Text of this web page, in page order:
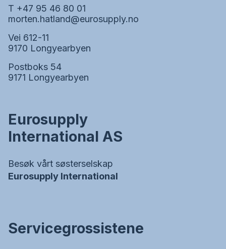
T +47 95 46 80 01
morten.hatland@eurosupply.no
Vei 612-11
9170 Longyearbyen
Postboks 54
9171 Longyearbyen
Eurosupply
International AS
Besøk vårt søsterselskap
Eurosupply International
Servicegrossistene